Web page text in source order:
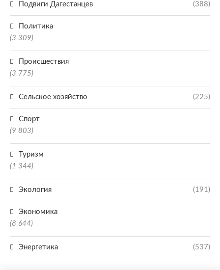
Подвиги Дагестанцев (388)
Политика
(3 309)
Происшествия
(3 775)
Сельское хозяйство (225)
Спорт
(9 803)
Туризм
(1 344)
Экология (191)
Экономика
(8 644)
Энергетика (537)